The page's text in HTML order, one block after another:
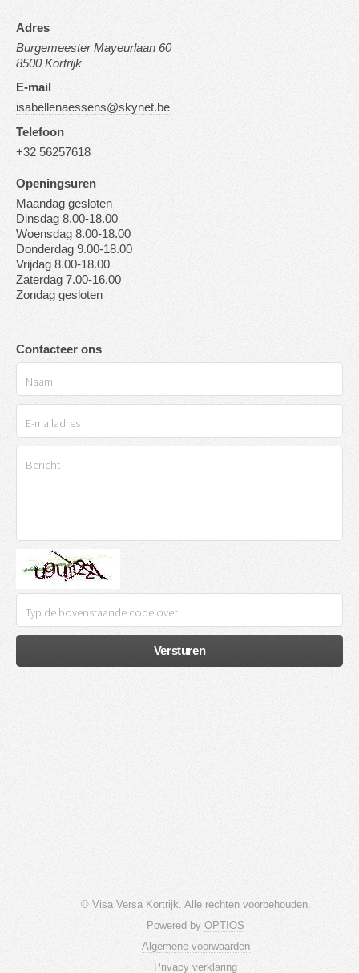
Adres
Burgemeester Mayeurlaan 60
8500 Kortrijk
E-mail
isabellenaessens@skynet.be
Telefoon
+32 56257618
Openingsuren
Maandag gesloten
Dinsdag 8.00-18.00
Woensdag 8.00-18.00
Donderdag 9.00-18.00
Vrijdag 8.00-18.00
Zaterdag 7.00-16.00
Zondag gesloten
Contacteer ons
Versturen
© Visa Versa Kortrijk. Alle rechten voorbehouden.
Powered by OPTIOS
Algemene voorwaarden
Privacy verklaring